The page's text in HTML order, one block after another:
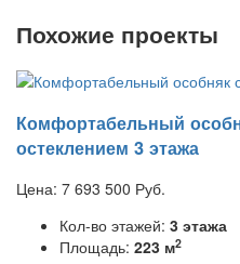
Похожие проекты
Комфортабельный
остеклением 3 этажа
Цена: 7 693 500 Руб.
Кол-во этажей: 3 этажа
Площадь: 223 м2